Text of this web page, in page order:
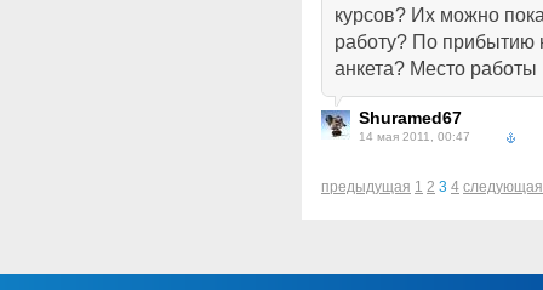
курсов? Их можно
работу? По прибытию
анкета? Место работы
Shuramed67
14 мая 2011, 00:47
предыдущая 1 2 3 4 следующая